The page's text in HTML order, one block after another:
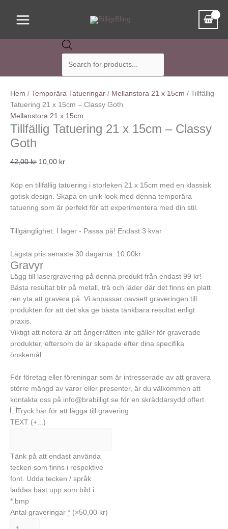
Menu
Hem / Temporära Tatueringar / Mellanstora 21 x 15cm / Tillfällig
Tatuering 21 x 15cm – Classy Goth
Mellanstora 21 x 15cm
Tillfällig Tatuering 21 x 15cm – Classy
Goth
42,00kr
var:
42,00 kr.
10,00 kr
nuvarande
är:
10,00 kr.
Köp en tillfällig tatuering i storleken 21 x 15cm med en klassisk
gotisk design. Skapa en unik look med denna temporära
tatuering som är perfekt för att experimentera med din stil.
Tillgänglighet: I lager - Passa på! Endast 3 kvar
Lägsta pris senaste 30 dagarna: 10.00kr
Gravyr
Lägg till lasergravering på denna produkt från endast 99 kr!
Bästa resultat blir på metall, trä och läder där det finns en platt
ren yta att gravera på. Vi anpassar oavsett graveringen till
produkten för att det ska ge bästa tänkbara resultat enligt
praxis.
Viktigt att notera är att ångerrätten inte gäller för graverade
produkter, eftersom de är skapade efter dina specifika
önskemål.
För företag eller föreningar som är intresserade av att gravera
större mängd av varor eller presenter, är du välkommen att
kontakta oss på info@brabilligt.se för en skräddarsydd offert.
Tryck här för att lägga till gravering
TEXT (+...)
Tänk på att endast använda
tecken som finns i respektive
font. Udda tecken / språk
laddas bäst upp som bild i
*.bmp
Antal graveringar * (×50,00 kr)
Tatuering
x
mängd
76%
ursprungliga
var:
42,00 kr.
nuvarande
är:
76%
ursprungliga
var:
41,80 kr.
nuvarande
är:
76%
ursprungliga
var:
42,00 kr.
nuvarande
är:
76%
ursprungliga
var:
42,00 kr.
nuvarande
är: